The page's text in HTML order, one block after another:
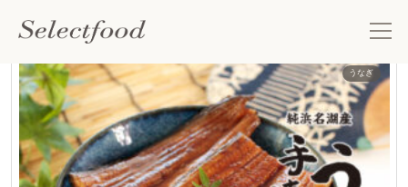
夏バテ対策 食べ物の記事
うなぎ